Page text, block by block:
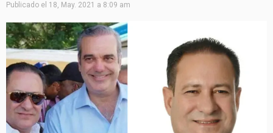
Publicado el 18, May. 2021 a 8:09 am